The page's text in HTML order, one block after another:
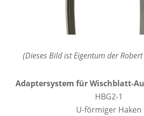
(Dieses Bild ist Eigentum der Robert
Adaptersystem für Wischblatt-
HBG2-1
U-förmiger Haken